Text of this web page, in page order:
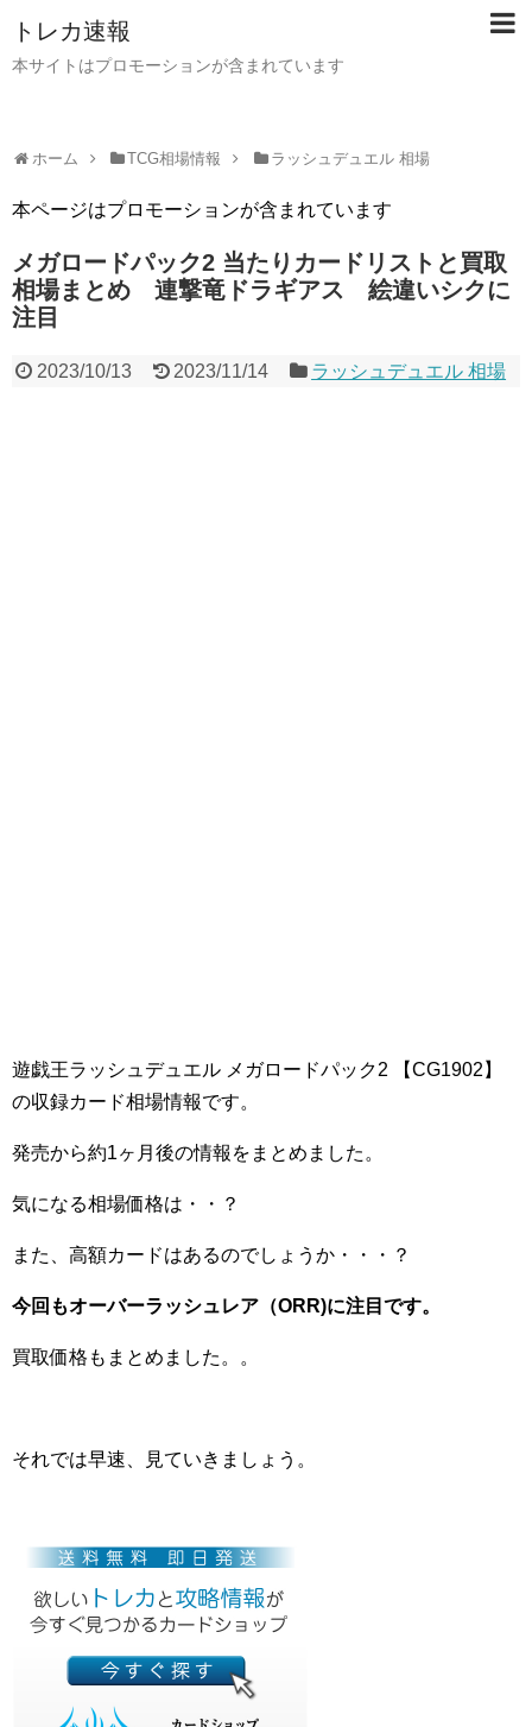
トレカ速報
本サイトはプロモーションが含まれています
ホーム TCG相場情報 ラッシュデュエル 相場
本ページはプロモーションが含まれています
メガロードパック2 当たりカードリストと買取
相場まとめ 連撃竜ドラギアス 絵違いシクに
注目
2023/10/13 2023/11/14 ラッシュデュエル 相場
遊戯王ラッシュデュエル メガロードパック2 【CG1902】
の収録カード相場情報です。
発売から約1ヶ月後の情報をまとめました。
気になる相場価格は・・？
また、高額カードはあるのでしょうか・・・？
今回もオーバーラッシュレア（ORR)に注目です。
買取価格もまとめました。。
それでは早速、見ていきましょう。